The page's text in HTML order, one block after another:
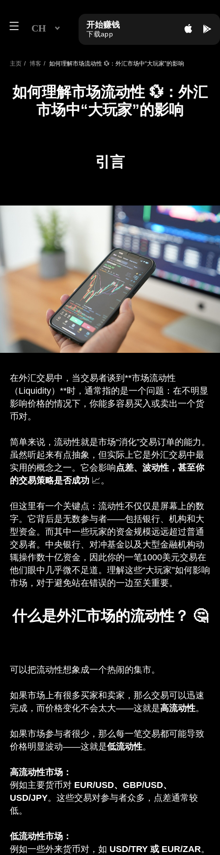
开始赚钱
主页 / 博客 / 如何理解市场流动性 💱：外汇市场中“大玩家”的影响
如何理解市场流动性 💱：外汇
市场中“大玩家”的影响
引言
在外汇交易中，当交易者谈到**市场流动性
（Liquidity）**时，通常指的是一个问题：在不明显
影响价格的情况下，你能多容易买入或卖出一个货
币对。
简单来说，流动性就是市场“消化”交易订单的能力。
虽然听起来有点抽象，但实际上它是外汇交易中最
实用的概念之一。它会影响点差、波动性，甚至你
的交易策略是否成功 📈。
但这里有一个关键点：流动性不仅仅是屏幕上的数
字。它背后是无数参与者——包括银行、机构和大
型资金。而其中一些玩家的资金规模远远超过普通
交易者。中央银行、对冲基金以及大型金融机构动
辄操作数十亿资金，因此你的一笔1000美元交易在
他们眼中几乎微不足道。理解这些“大玩家”如何影响
市场，对于避免站在错误的一边至关重要。
什么是外汇市场的流动性？ 🤔
可以把流动性想象成一个热闹的集市。
如果市场上有很多买家和卖家，那么交易可以迅速
完成，而价格变化不会太大——这就是高流动性。
如果市场参与者很少，那么每一笔交易都可能导致
价格明显波动——这就是低流动性。
高流动性市场：
例如主要货币对 EUR/USD、GBP/USD、
USD/JPY。这些交易对参与者众多，点差通常较
低。
低流动性市场：
例如一些外来货币对，如 USD/TRY 或 EUR/ZAR。